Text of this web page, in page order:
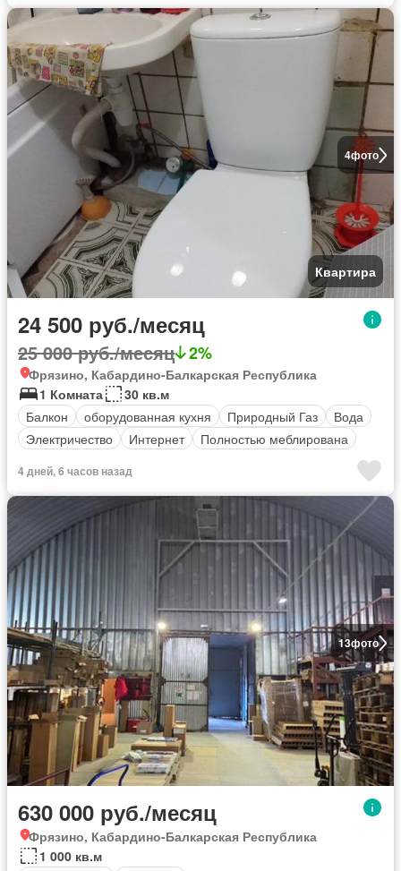
4фото
Квартира
24 500 руб./месяц
25 000 руб./месяц 2%
Фрязино, Кабардино-Балкарская Республика
1 Комната
30 кв.м
Балкон
оборудованная кухня Природный Газ
Вода
Электричество
Интернет Полностью меблирована
4 дней, 6 часов назад
13фото
630 000 руб./месяц
Фрязино, Кабардино-Балкарская Республика
1 000 кв.м